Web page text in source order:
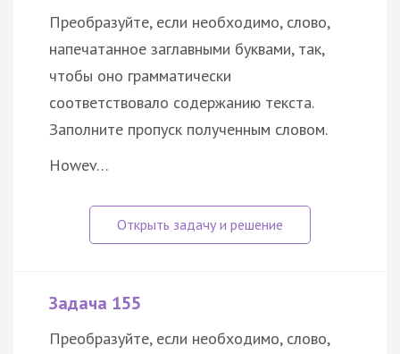
Преобразуйте, если необходимо, слово,
напечатанное заглавными буквами, так,
чтобы оно грамматически
соответствовало содержанию текста.
Заполните пропуск полученным словом.
Howev…
Задача 155
Преобразуйте, если необходимо, слово,